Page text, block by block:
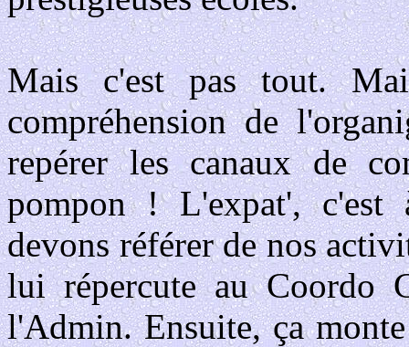
Mais c'est pas tout.
compréhension de
repérer les canaux de
pompon ! L'expat', c'est
devons référer de nos
lui répercute au Coordo
l'Admin. Ensuite, ça